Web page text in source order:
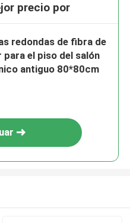
precio por
redondas de fibra de
para el piso del salón
antiguo 80*80cm